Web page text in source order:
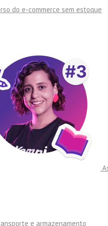
do e-commerce sem estoque
e armazenamento